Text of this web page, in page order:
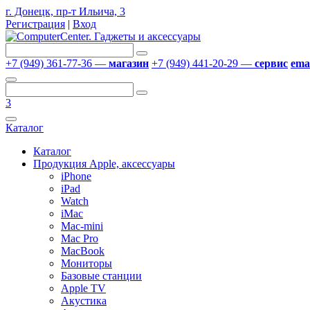
г. Донецк, пр-т Ильича, 3
Регистрация | Вход
+7 (949) 361-77-36 — магазин +7 (949) 441-20-29 — сервис
3
Каталог
Каталог
Продукция Apple, аксессуары
iPhone
iPad
Watch
iMac
Mac-mini
Mac Pro
MacBook
Мониторы
Базовые станции
Apple TV
Акустика